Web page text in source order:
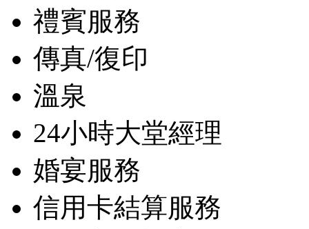
禮賓服務
傳真/復印
溫泉
24小時大堂經理
婚宴服務
信用卡結算服務